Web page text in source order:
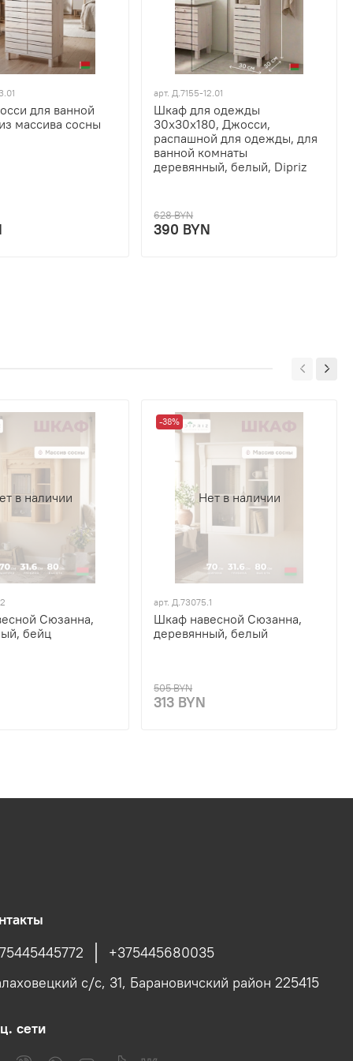
для ванной
массива сосны
арт.Д.7155-12.01
Шкаф для одежды
30х30х180, Джосси,
распашной для одежды, для
ванной комнаты
деревянный, белый, Dipriz
628 BYN
390 BYN
в наличии
Сюзанна,
бейц
Нет в наличии
-38%
арт. Д.73075.1
Шкаф навесной Сюзанна,
деревянный, белый
505 BYN
313 BYN
+375445680035
с/c, 31, Барановичский район 225415
сети